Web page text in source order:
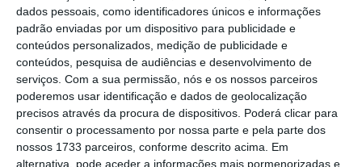
dados pessoais, como identificadores únicos e informações
padrão enviadas por um dispositivo para publicidade e
conteúdos personalizados, medição de publicidade e
conteúdos, pesquisa de audiências e desenvolvimento de
serviços. Com a sua permissão, nós e os nossos parceiros
poderemos usar identificação e dados de geolocalização
precisos através da procura de dispositivos. Poderá clicar para
consentir o processamento por nossa parte e pela parte dos
nossos 1733 parceiros, conforme descrito acima. Em
alternativa, pode aceder a informações mais pormenorizadas e
Mas se Dijsselbloem tivesse dito isto, estaria a ser
criticado?
“Não se pode passar os últimos 15 anos no Euro
com défices acima dos 3%, ter uma dívida que é
mais do dobro dos 60%, construir milhares de km
de autoestradas sem tráfego, estádios sem